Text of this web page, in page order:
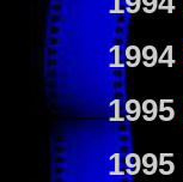
1994
1995
1995